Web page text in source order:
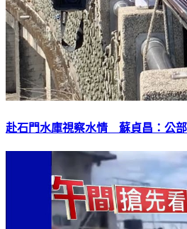
赴石門水庫視察水情 蘇貞昌：公